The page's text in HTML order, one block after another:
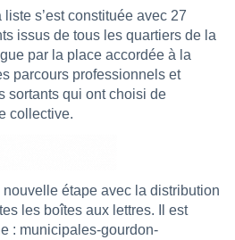
s’est constituée avec 27
issus de tous les quartiers de la
par la place accordée à la
parcours professionnels et
sortants qui ont choisi de
collective.
nouvelle étape avec la distribution
les boîtes aux lettres. Il est
: municipales-gourdon-